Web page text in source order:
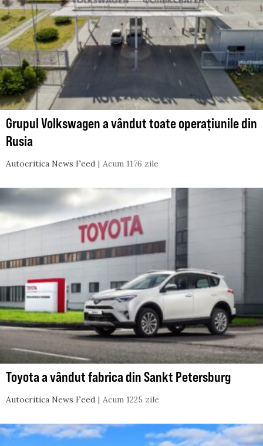
Grupul Volkswagen a vândut toate operațiunile din
Rusia
Autocritica News Feed Acum 1176 zile
Toyota a vândut fabrica din Sankt Petersburg
Autocritica News Feed Acum 1225 zile